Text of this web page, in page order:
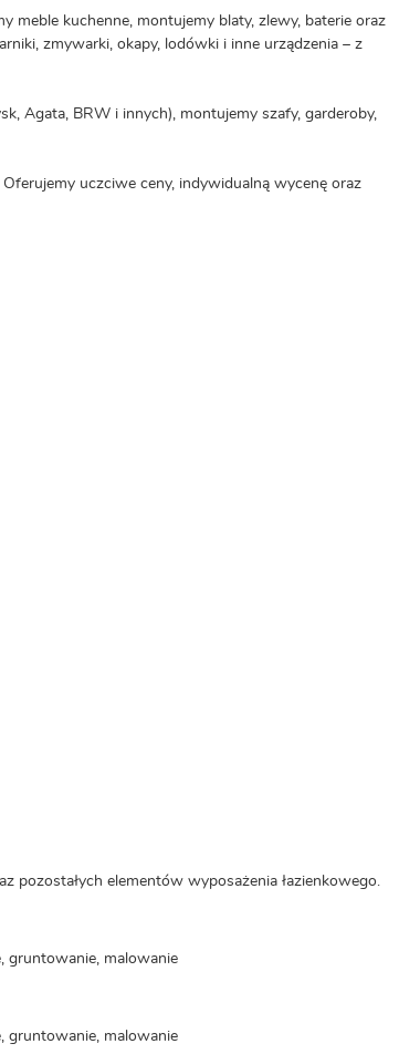
meble kuchenne, montujemy blaty, zlewy, baterie oraz
zmywarki, okapy, lodówki i inne urządzenia – z
Agata, BRW i innych), montujemy szafy, garderoby,
uczciwe ceny, indywidualną wycenę oraz
pozostałych elementów wyposażenia łazienkowego.
gruntowanie, malowanie
gruntowanie, malowanie